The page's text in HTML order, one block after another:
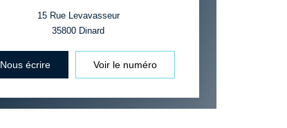
15 Rue Levavasseur
35800 Dinard
Nous écrire Voir le numéro